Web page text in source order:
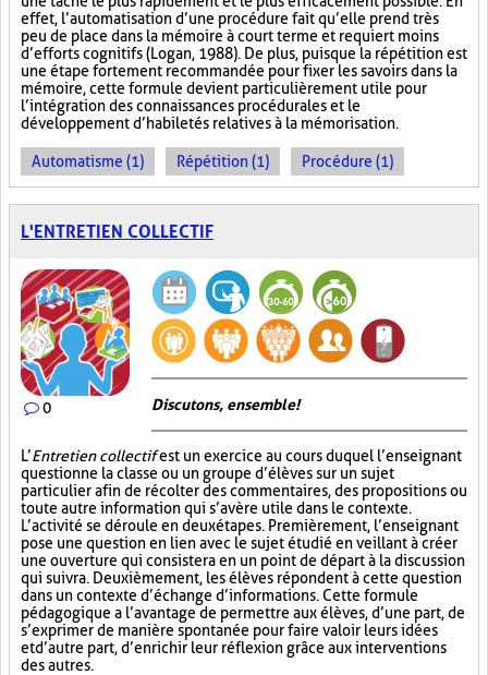
effet, l’automatisation d’une procédure fait qu’elle prend très
peu de place dans la mémoire à court terme et requiert moins
d’efforts cognitifs (Logan, 1988). De plus, puisque la répétition est
une étape fortement recommandée pour fixer les savoirs dans la
mémoire, cette formule devient particulièrement utile pour
l’intégration des connaissances procédurales et le
développement d’habiletés relatives à la mémorisation.
Automatisme (1) Répétition (1) Procédure (1)
L'ENTRETIEN COLLECTIF
0 Discutons, ensemble!
L’Entretien collectifest un exercice au cours duquel l’enseignant
questionne la classe ou un groupe d’élèves sur un sujet
particulier afin de récolter des commentaires, des propositions ou
toute autre information qui s’avère utile dans le contexte.
L’activité se déroule en deux étapes. Premièrement, l’enseignant
pose une question en lien avec le sujet étudié en veillant à créer
une ouverture qui consistera en un point de départ à la discussion
qui suivra. Deuxièmement, les élèves répondent à cette question
dans un contexte d’échange d’informations. Cette formule
pédagogique a l’avantage de permettre aux élèves, d’une part, de
s’exprimer de manière spontanée pour faire valoir leurs idées
et d’autre part, d’enrichir leur réflexion grâce aux interventions
des autres.